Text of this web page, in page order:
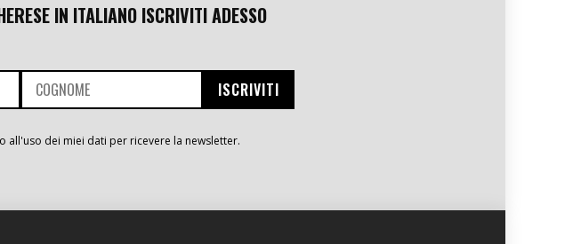
IN ITALIANO ISCRIVITI ADESSO
all'uso dei miei dati per ricevere la newsletter.